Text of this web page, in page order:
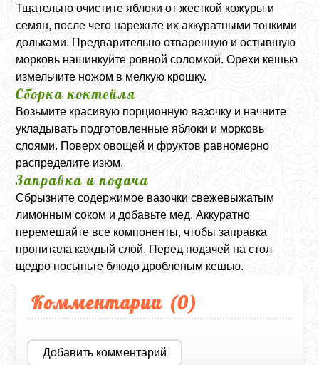
Тщательно очистите яблоки от жесткой кожуры и
семян, после чего нарежьте их аккуратными тонкими
дольками. Предварительно отваренную и остывшую
морковь нашинкуйте ровной соломкой. Орехи кешью
измельчите ножом в мелкую крошку.
Сборка коктейля
Возьмите красивую порционную вазочку и начните
укладывать подготовленные яблоки и морковь
слоями. Поверх овощей и фруктов равномерно
распределите изюм.
Заправка и подача
Сбрызните содержимое вазочки свежевыжатым
лимонным соком и добавьте мед. Аккуратно
перемешайте все компоненты, чтобы заправка
пропитала каждый слой. Перед подачей на стол
щедро посыпьте блюдо дробленым кешью.
Комментарии (0)
Добавить комментарий